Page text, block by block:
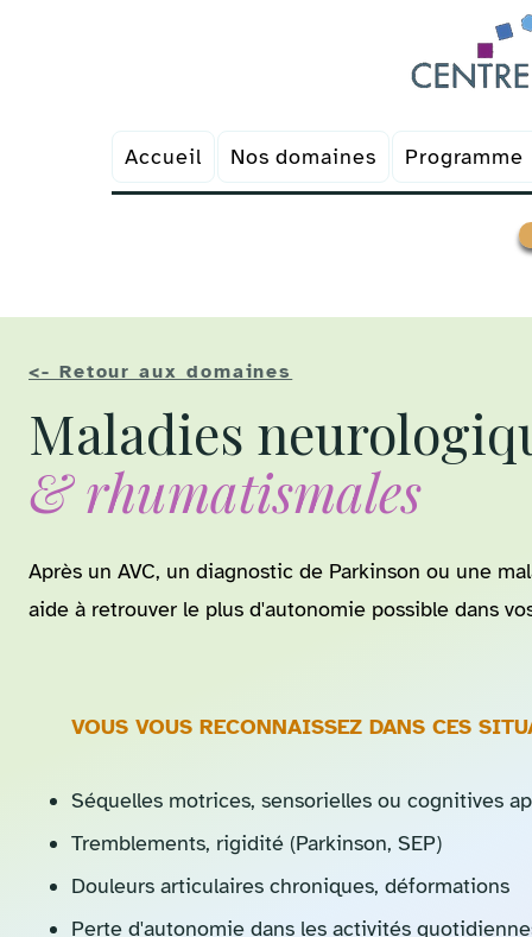
Accueil Nos domaines Programme
<- Retour aux domaines
Maladies
& rhumatismales
Après un AVC, un diagnostic de Parkinson ou une
aide à retrouver le plus d'autonomie possible dans
VOUS VOUS RECONNAISSEZ DANS CES
Séquelles motrices, sensorielles ou cognitives
Tremblements, rigidité (Parkinson, SEP)
Douleurs articulaires chroniques, déformations
Perte d'autonomie dans les activités